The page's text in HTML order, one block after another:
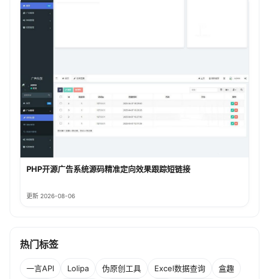
PHP开源广告系统源码精准定向效果跟踪短链接
更新 2026-08-06
热门标签
一言API Lolipa 伪原创工具 Excel数据查询 盒趣